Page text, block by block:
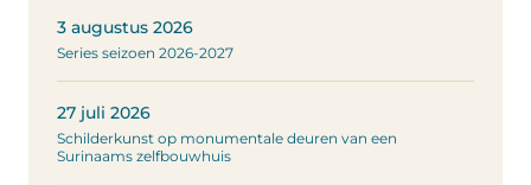
3 augustus 2026
Series seizoen 2026-2027
27 juli 2026
Schilderkunst op monumentale deuren van een
Surinaams zelfbouwhuis